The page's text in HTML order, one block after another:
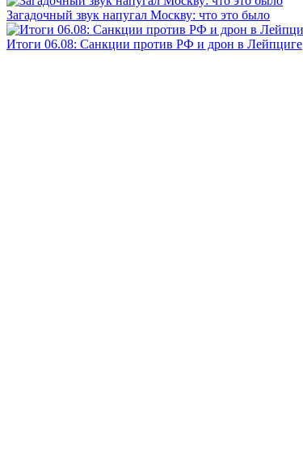
Загадочный звук напугал Москву: что это было
Итоги 06.08: Санкции против РФ и дрон в Лейпциге